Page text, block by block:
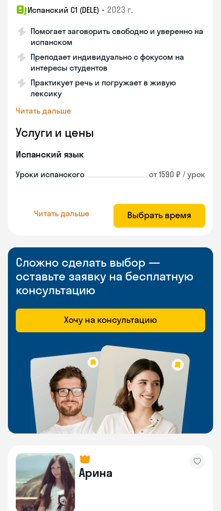
Испанский С1 (DELE) • 2023 г.
Помогает заговорить свободно и уверенно на
испанском
Преподает индивидуально с фокусом на
интересы студентов
Практикует речь и погружает в живую
лексику
Читать дальше
Услуги и цены
Испанский язык
Уроки испанского от 1590 ₽ / урок
Читать дальше Выбрать время
Сложно сделать выбор —
оставьте заявку на бесплатную
консультацию
Хочу на консультацию
Арина